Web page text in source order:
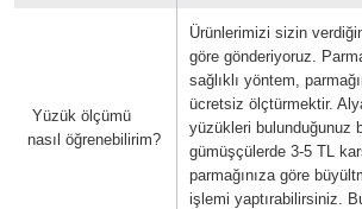
Yüzük ölçümü
nasıl öğrenebilirim?
Ürünlerimizi sizin
göre gönderiyoruz.
sağlıklı yöntem,
ücretsiz ölçtürmektir.
yüzükleri bulunduğunuz
gümüşçülerde 3-5 TL
parmağınıza göre
işlemi yaptırabilirsiniz.